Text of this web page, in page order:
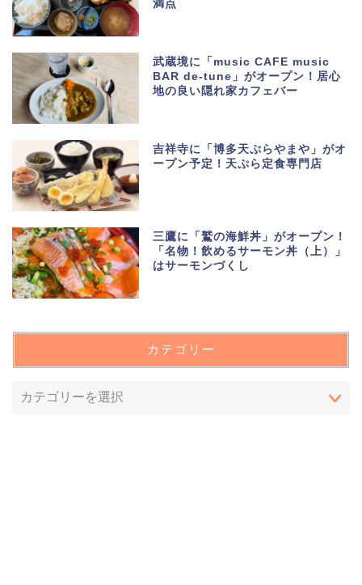
満点
武蔵境に「music CAFE music
BAR de-tune」がオープン！居心
地の良い隠れ家カフェバー
吉祥寺に「博多天ぷらやまや」がオ
ープン予定！天ぷら定食専門店
三鷹に「鷲の海鮮丼」がオープン！
「名物！飲めるサーモン丼（上）」
はサーモンづくし
カテゴリー